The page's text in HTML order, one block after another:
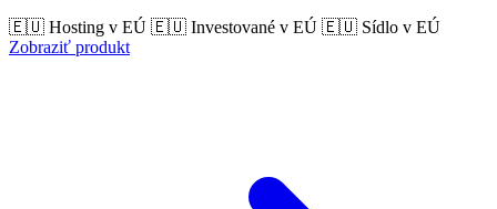
🇪🇺 Hosting v EÚ 🇪🇺 Investované v EÚ 🇪🇺 Sídlo v EÚ
Zobraziť produkt